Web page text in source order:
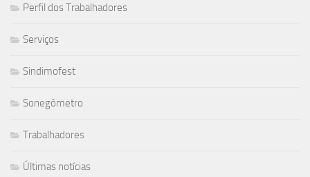
Perfil dos Trabalhadores
Serviços
Sindimofest
Sonegômetro
Trabalhadores
Últimas notícias